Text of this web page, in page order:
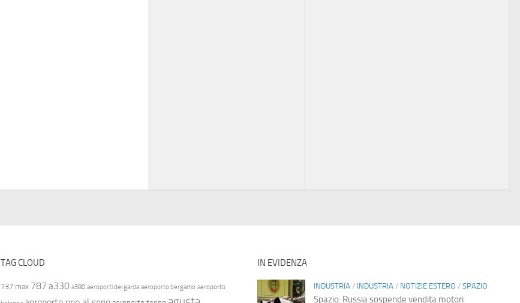
TAG CLOUD
737 max 787 a330 a380 aeroporti del garda aeroporto bergamo aeroporto
IN EVIDENZA
INDUSTRIA/ INDUSTRIA/ NOTIZIE ESTERO / SPAZIO
Spazio: Russia sospende vendita motori